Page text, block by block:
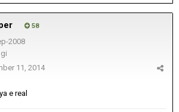
58
2008
11, 2014
e real